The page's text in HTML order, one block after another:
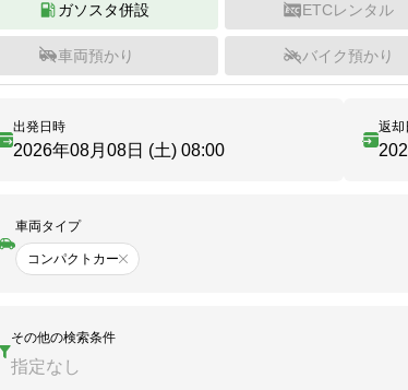
ガソスタ併設 ETCレンタル
車両預かり バイク預かり
出発日時
2026年08月08日 (土) 08:00
返却
車両タイプ
コンパクトカー
その他の検索条件
指定なし